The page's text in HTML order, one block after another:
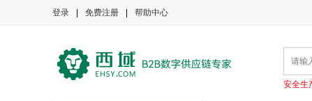
登录 免费注册 帮助中心
安全生